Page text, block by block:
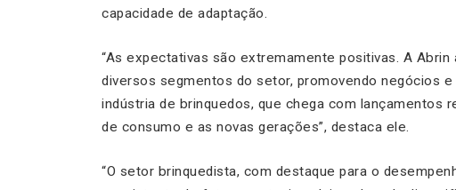
capacidade de adaptação.
“As expectativas são extremamente positivas. A
diversos segmentos do setor, promovendo negócios
indústria de brinquedos, que chega com lançamentos
de consumo e as novas gerações”, destaca ele.
“O setor brinquedista, com destaque para o